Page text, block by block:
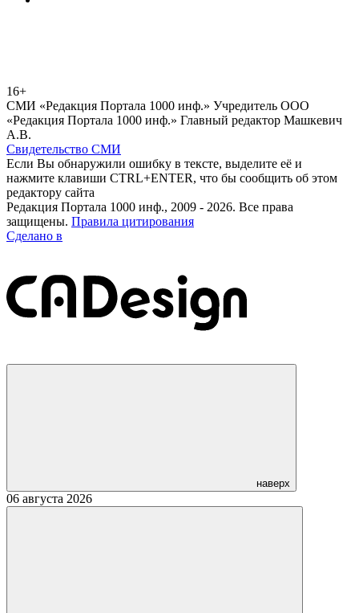
16+
СМИ «Редакция Портала 1000 инф.» Учредитель ООО
«Редакция Портала 1000 инф.» Главный редактор Машкевич
А.В.
Свидетельство СМИ
Если Вы обнаружили ошибку в тексте, выделите её и
нажмите клавиши CTRL+ENTER, что бы сообщить об этом
редактору сайта
Редакция Портала 1000 инф., 2009 - 2026. Все права
защищены. Правила цитирования
Сделано в
наверх
06 августа 2026